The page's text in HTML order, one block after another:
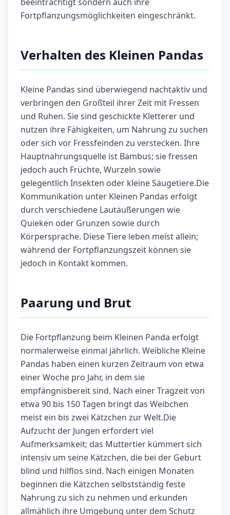
Fortpflanzungsmöglichkeiten eingeschränkt.
Verhalten des Kleinen Pandas
Kleine Pandas sind überwiegend nachtaktiv und
verbringen den Großteil ihrer Zeit mit Fressen
und Ruhen. Sie sind geschickte Kletterer und
nutzen ihre Fähigkeiten, um Nahrung zu suchen
oder sich vor Fressfeinden zu verstecken. Ihre
Hauptnahrungsquelle ist Bambus; sie fressen
jedoch auch Früchte, Wurzeln sowie
gelegentlich Insekten oder kleine Säugetiere.Die
Kommunikation unter Kleinen Pandas erfolgt
durch verschiedene Lautäußerungen wie
Quieken oder Grunzen sowie durch
Körpersprache. Diese Tiere leben meist allein;
während der Fortpflanzungszeit können sie
jedoch in Kontakt kommen.
Paarung und Brut
Die Fortpflanzung beim Kleinen Panda erfolgt
normalerweise einmal jährlich. Weibliche Kleine
Pandas haben einen kurzen Zeitraum von etwa
einer Woche pro Jahr, in dem sie
empfängnisbereit sind. Nach einer Tragzeit von
etwa 90 bis 150 Tagen bringt das Weibchen
meist ein bis zwei Kätzchen zur Welt.Die
Aufzucht der Jungen erfordert viel
Aufmerksamkeit; das Muttertier kümmert sich
intensiv um seine Kätzchen, die bei der Geburt
blind und hilflos sind. Nach einigen Monaten
beginnen die Kätzchen selbstständig feste
Nahrung zu sich zu nehmen und erkunden
allmählich ihre Umgebung unter dem Schutz